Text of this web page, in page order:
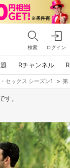
検索 ログイン
Rチャンネル
セックス シーズン1 > 第
す。